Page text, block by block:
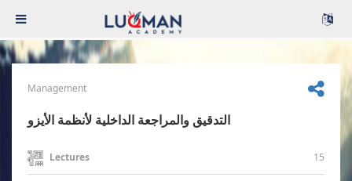
Management
التدقيق والمراجعة الداخلية لأنظمة الأيزو
Lectures 15